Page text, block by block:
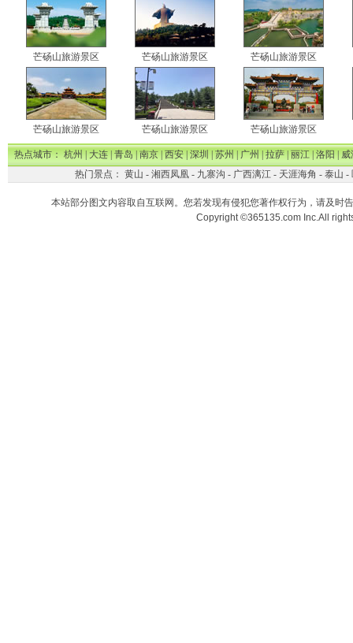
芒砀山旅游景区 芒砀山旅游景区 芒砀山旅游景区
芒砀山旅游景区 芒砀山旅游景区 芒砀山旅游景区
热点城市：杭州|大连|青岛|南京|西安|深圳|苏州|广州|拉萨|丽江|洛阳|威
热门景点： 黄山 - 湘西凤凰- 九寨沟 - 广西漓江- 天涯海角 - 泰山 -
本站部分图文内容取自互联网。您若发现有侵犯您著作权行为，请及时
Copyright ©365135.com Inc.All